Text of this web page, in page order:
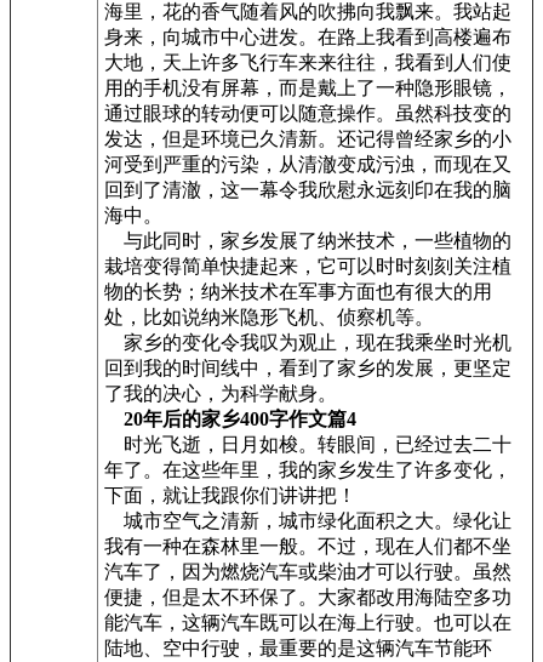
海里，花的香气随着风的吹拂向我飘来。我站起
身来，向城市中心进发。在路上我看到高楼遍布
大地，天上许多飞行车来来往往，我看到人们使
用的手机没有屏幕，而是戴上了一种隐形眼镜，
通过眼球的转动便可以随意操作。虽然科技变的
发达，但是环境已久清新。还记得曾经家乡的小
河受到严重的污染，从清澈变成污浊，而现在又
回到了清澈，这一幕令我欣慰永远刻印在我的脑
海中。
与此同时，家乡发展了纳米技术，一些植物的
栽培变得简单快捷起来，它可以时时刻刻关注植
物的长势；纳米技术在军事方面也有很大的用
处，比如说纳米隐形飞机、侦察机等。
家乡的变化令我叹为观止，现在我乘坐时光机
回到我的时间线中，看到了家乡的发展，更坚定
了我的决心，为科学献身。
20年后的家乡400字作文篇4
时光飞逝，日月如梭。转眼间，已经过去二十
年了。在这些年里，我的家乡发生了许多变化，
下面，就让我跟你们讲讲把！
城市空气之清新，城市绿化面积之大。绿化让
我有一种在森林里一般。不过，现在人们都不坐
汽车了，因为燃烧汽车或柴油才可以行驶。虽然
便捷，但是太不环保了。大家都改用海陆空多功
能汽车，这辆汽车既可以在海上行驶。也可以在
陆地、空中行驶，最重要的是这辆汽车节能环